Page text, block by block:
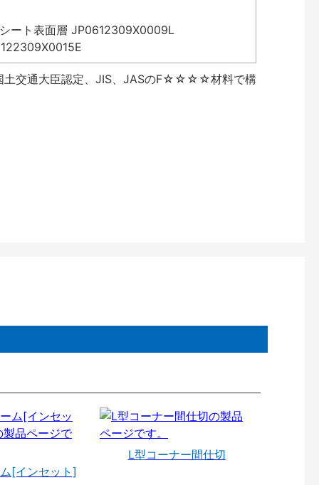
ート表面層 JP0612309X0009L
土交通大臣認定、JIS、JASのF☆☆☆☆材料で構
[インセット]
L型コーナー間仕切